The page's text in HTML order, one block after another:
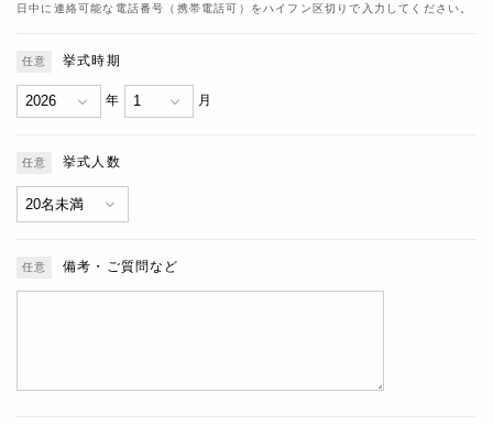
日中に連絡可能な電話番号（携帯電話可）をハイフン区切りで入力してください。
挙式時期
年 月
挙式人数
備考・ご質問など